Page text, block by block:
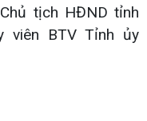
tịch HĐND tỉnh
viên BTV Tỉnh ủy